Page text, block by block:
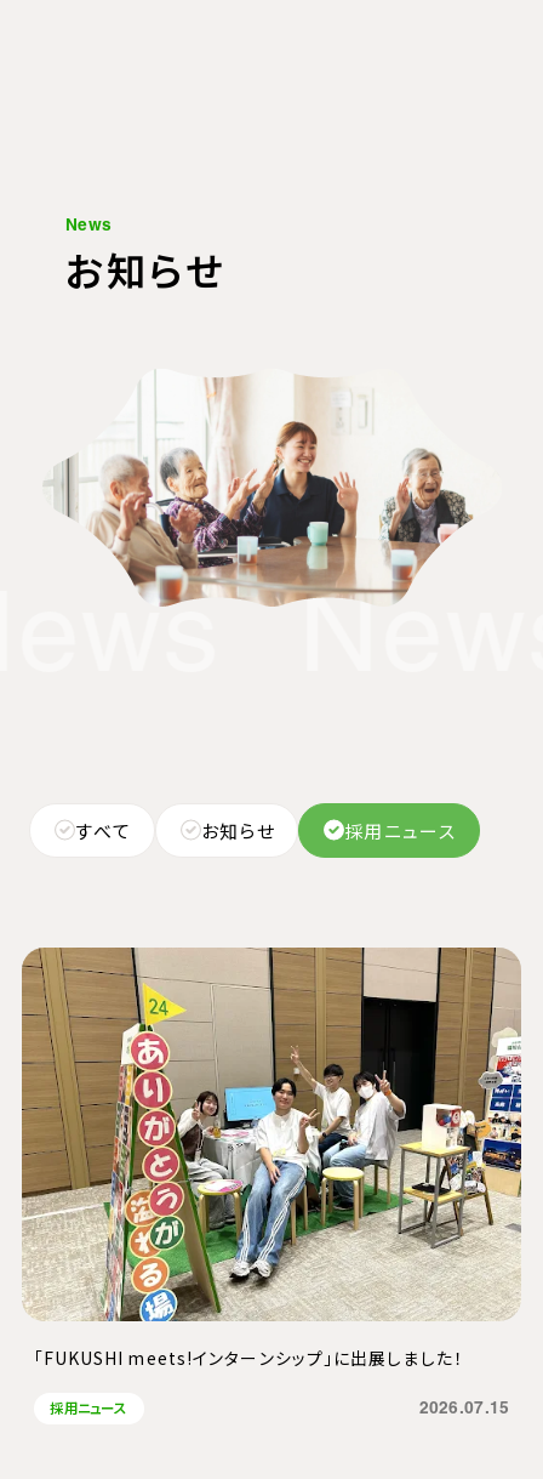
News
News
お知らせ
すべて お知らせ 採用ニュース
「FUKUSHI meets!インターンシップ」に出展しました！
採用ニュース 2026.07.15